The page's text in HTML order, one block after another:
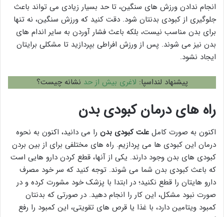
انجام ندادن ورزش های سنگین، تا حد بسیار زیادی می تواند باعث
جلوگیری از کبودی بدنتان شود. دقت کنید که ورزش سنگین، نه تنها
برای بدن مناسب نیست، بلکه باعث فشار آوردن به سایر اندام های
بدن نیز می شوند. پس از ورزش افراطی بپردازید تا مشکلی برایتان
ایجاد نشود.
پیشنهاد لنداسپا: لاغری بیش از حد نشانه چیست؟
راه های درمان کبودی بدن
اکنون به صورت کامل علت کبودی بدن را می دانید، اکنون به نحوه
درمان این کبودی ها می پردازیم. راه های مختلفی برای از بین بردن
کبودی های بدن وجود دارند. یکی از آنها، قطع کردن دارو هایی است
که باعث کبودی بدن شما می شوند. توجه کنید که سر خود مصرف
دارو هایتان را قطع نکنید؛ در ابتدا با پزشک خود مشورت کرده و در
صورت نبود مشکل، این کار را انجام دهید. در صورتی که بدنتان
کمبود ویتامین دارد، با غذا یا قرص های تقویتی، این کمبود را رفع